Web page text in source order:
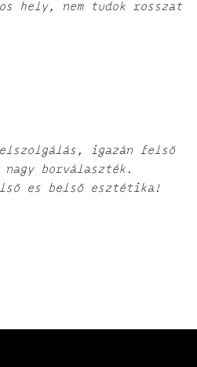
hely, nem tudok rosszat
igazán felső
borválaszték.
es belső esztétika!